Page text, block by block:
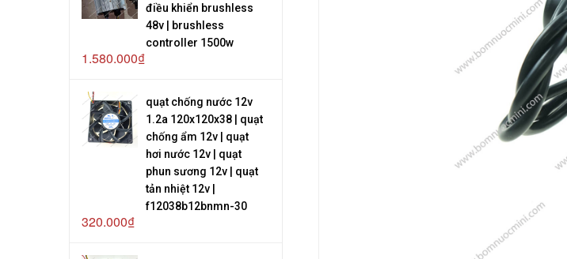
điều khiển brushless
48v | brushless
controller 1500w
1.580.000₫
quạt chống nước 12v
1.2a 120x120x38 | quạt
chống ẩm 12v | quạt
hơi nước 12v | quạt
phun sương 12v | quạt
tản nhiệt 12v |
f12038b12bnmn-30
320.000₫